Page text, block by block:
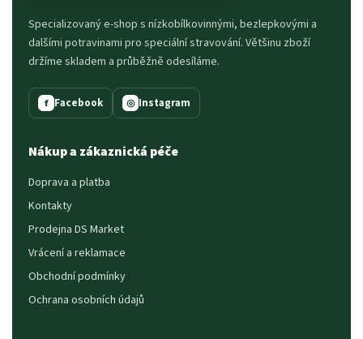
Specializovaný e-shop s nízkobílkovinnými, bezlepkovými a
dalšími potravinami pro speciální stravování. Většinu zboží
držíme skladem a průběžně odesíláme.
f Facebook ◎ Instagram
Nákup a zákaznická péče
Doprava a platba
Kontakty
Prodejna DS Market
Vrácení a reklamace
Obchodní podmínky
Ochrana osobních údajů